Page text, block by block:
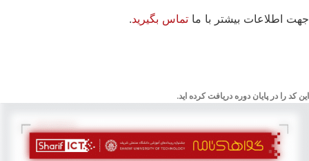
جهت اطلاعات بیشتر با ما تماس بگیرید.
این کد را در پایان دوره دریافت کرده اید.